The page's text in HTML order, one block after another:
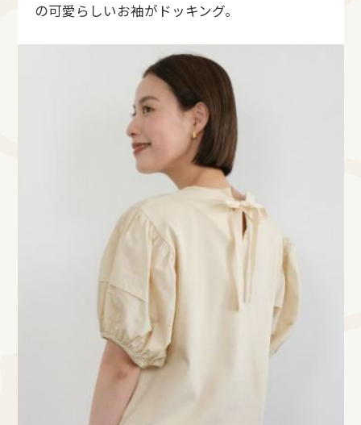
の可愛らしいお袖がドッキング。